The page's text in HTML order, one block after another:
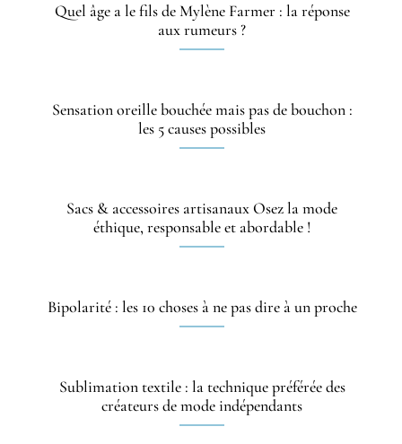
Quel âge a le fils de Mylène Farmer : la réponse
aux rumeurs ?
Sensation oreille bouchée mais pas de bouchon :
les 5 causes possibles
Sacs & accessoires artisanaux Osez la mode
éthique, responsable et abordable !
Bipolarité : les 10 choses à ne pas dire à un proche
Sublimation textile : la technique préférée des
créateurs de mode indépendants